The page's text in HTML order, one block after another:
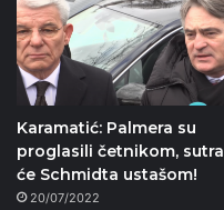
Karamatić: Palmera su
proglasili četnikom, sutra
će Schmidta ustašom!
20/07/2022